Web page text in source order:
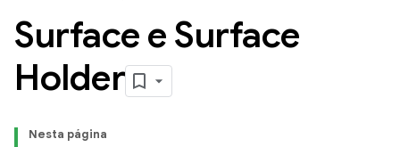
Surface e Surface
Holder
Nesta página